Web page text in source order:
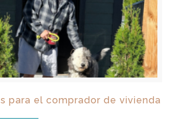
para el comprador de vivienda